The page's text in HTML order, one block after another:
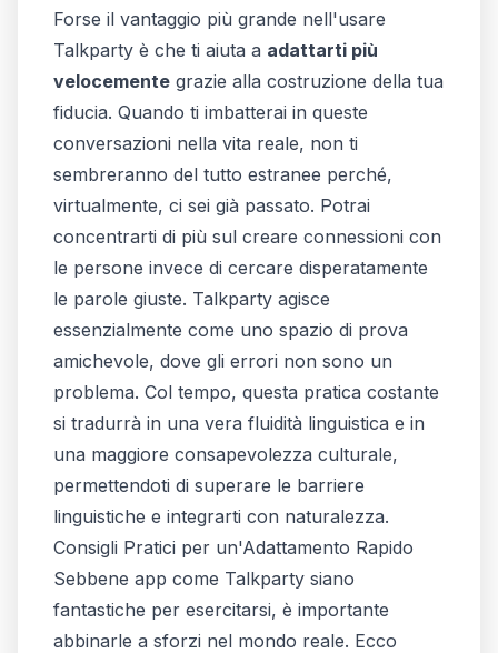
Forse il vantaggio più grande nell'usare
Talkparty è che ti aiuta a adattarti più
velocemente grazie alla costruzione della tua
fiducia. Quando ti imbatterai in queste
conversazioni nella vita reale, non ti
sembreranno del tutto estranee perché,
virtualmente, ci sei già passato. Potrai
concentrarti di più sul creare connessioni con
le persone invece di cercare disperatamente
le parole giuste. Talkparty agisce
essenzialmente come uno spazio di prova
amichevole, dove gli errori non sono un
problema. Col tempo, questa pratica costante
si tradurrà in una vera fluidità linguistica e in
una maggiore consapevolezza culturale,
permettendoti di superare le barriere
linguistiche e integrarti con naturalezza.
Consigli Pratici per un'Adattamento Rapido
Sebbene app come Talkparty siano
fantastiche per esercitarsi, è importante
abbinarle a sforzi nel mondo reale. Ecco